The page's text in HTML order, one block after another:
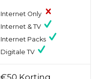
Internet Only
Internet & TV
Internet Packs
Digitale TV
€50 Korting